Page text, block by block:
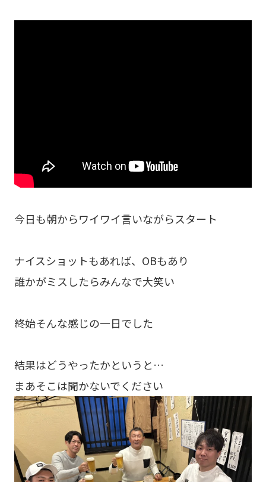
今日も朝からワイワイ言いながらスタート
ナイスショットもあれば、OBもあり
誰かがミスしたらみんなで大笑い
終始そんな感じの一日でした
結果はどうやったかというと…
まあそこは聞かないでください